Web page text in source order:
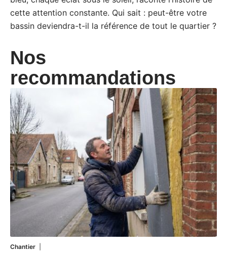
cette attention constante. Qui sait : peut-être votre
bassin deviendra-t-il la référence de tout le quartier ?
Nos
recommandations
Chantier